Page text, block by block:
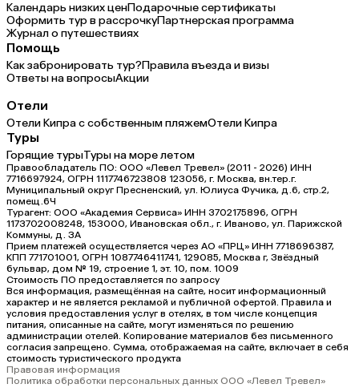
Календарь низких ценПодарочные сертификаты
Оформить тур в рассрочкуПартнерская программа
Журнал о путешествиях
Помощь
Как забронировать тур?Правила въезда и визы
Ответы на вопросыАкции
Отели
Отели Кипра с собственным пляжемОтели Кипра
Туры
Горящие турыТуры на море летом
Правообладатель ПО: ООО «Левел Тревел» (2011 - 2026) ИНН
7716697924, ОГРН 1117746723808 123056, г. Москва, вн.тер.г.
Муниципальный округ Пресненский, ул. Юлиуса Фучика, д.6, стр.2,
помещ.6Ч
Турагент: ООО «Академия Сервиса» ИНН 3702175896, ОГРН
1173702008248, 153000, Ивановская обл., г. Иваново, ул. Парижской
Коммуны, д. ЗА
Прием платежей осуществляется через АО «ПРЦ» ИНН 7718696387,
КПП 771701001, ОГРН 1087746411741, 129085, Москва г, Звёздный
бульвар, дом № 19, строение 1, эт. 10, пом. 1009
Стоимость ПО предоставляется по запросу
Вся информация, размещённая на сайте, носит информационный
характер и не является рекламой и публичной офертой. Правила и
условия предоставления услуг в отелях, в том числе концепция
питания, описанные на сайте, могут изменяться по решению
администрации отелей. Копирование материалов без письменного
согласия запрещено. Сумма, отображаемая на сайте, включает в себя
стоимость туристического продукта
Правовая информация
Политика обработки персональных данных ООО «Левел Тревел»